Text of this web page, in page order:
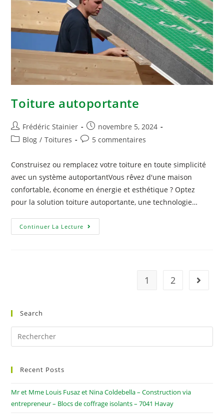
Toiture autoportante
Frédéric Stainier
novembre 5, 2024
Blog / Toitures 5 commentaires
Construisez ou remplacez votre toiture en toute simplicité
avec un système autoportantVous rêvez d'une maison
confortable, économe en énergie et esthétique ? Optez
pour la solution toiture autoportante, une technologie…
Continuer La Lecture
1 2
Search
Recent Posts
Mr et Mme Louis Fusaz et Nina Coldebella – Construction via
entrepreneur – Blocs de coffrage isolants – 7041 Havay